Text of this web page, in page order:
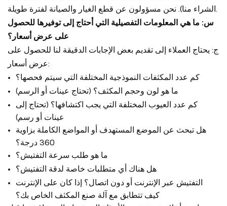
الشراء منا). نحن مسؤولون عن قطع الغيار والصيانة لفترة طويلة.
س: ما هي المعلومات التفصيلية التي أحتاج إلى توفيرها للحصول
على عرض أسعار؟
ج: يحتاج العملاء إلى تقديم بعض الإجابات الدقيقة لنا للحصول على
عرض أسعار:
كم عدد المكثفات النموذجية المختلفة التي سيتم فحصها؟
ما هو لون وحجم المكثف؟ (تحتاج عينات أو الرسم)
كم عدد العيوب المختلفة التي يجب اكتشافها؟ (تحتاج إلى
عينات أو رسم)
هل تبحث عن الموضع المستهدف أو المواضع الكاملة بزاوية
360 درجة؟
ما هو طلب سرعة التفتيش؟
هل هناك أي متطلبات خاصة لدقة التفتيش؟
التفتيش عبر الإنترنت أو دون اتصال؟ إذا كان على الإنترنت
كيف تتطابق مع آلة صنع المكثف الخاص بك؟